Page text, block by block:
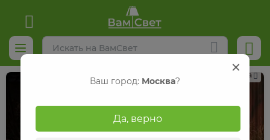
Реклама
Ваш город: Москва?
Да, верно